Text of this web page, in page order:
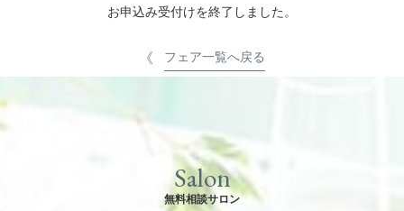
お申込み受付けを終了しました。
フェア一覧へ戻る
Salon
無料相談サロン